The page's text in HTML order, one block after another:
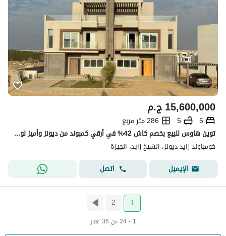
ج.م15,600,000
5
5
286 متر مربع
توين هاوس للبيع بخصم كاش 42% في أرقي كمبوند من ديونز وأميز لوكيشن بجوار سوديك بيفرلي هيلز وبالقرب من كمبوند الربوة ومطار سفنكس الجديد
كومباوند زايد ديونز، الشيخ زايد، الجيزة
الإيميل
اتصل
1
2
1 - 24 من 36 عقار